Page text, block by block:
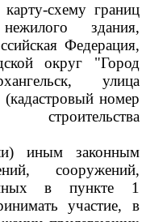
схему границ
здания,
Федерация,
округ "Город
улица
номер
иным законным
сооружений,
в пункте 1
участие, в